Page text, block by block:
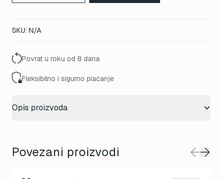
SKU: N/A
Povrat u roku od 8 dana
Fleksibilno i sigurno plaćanje
Opis proizvoda
Povezani proizvodi